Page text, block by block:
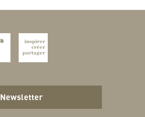
Newsletter